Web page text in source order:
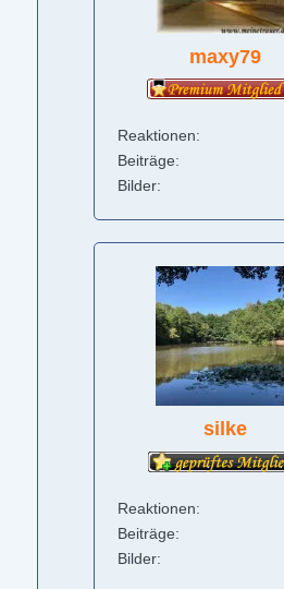
maxy79
Reaktionen
Beiträge
Bilder
silke
Reaktionen
Beiträge
Bilder